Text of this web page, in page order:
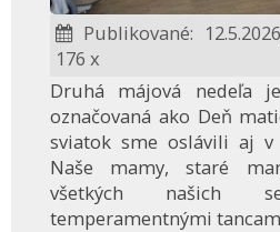
Publikované:
176 x
Druhá májová nedeľa
označovaná ako Deň
sviatok sme oslávili aj v
Naše mamy, staré
všetkých našich
temperamentnými